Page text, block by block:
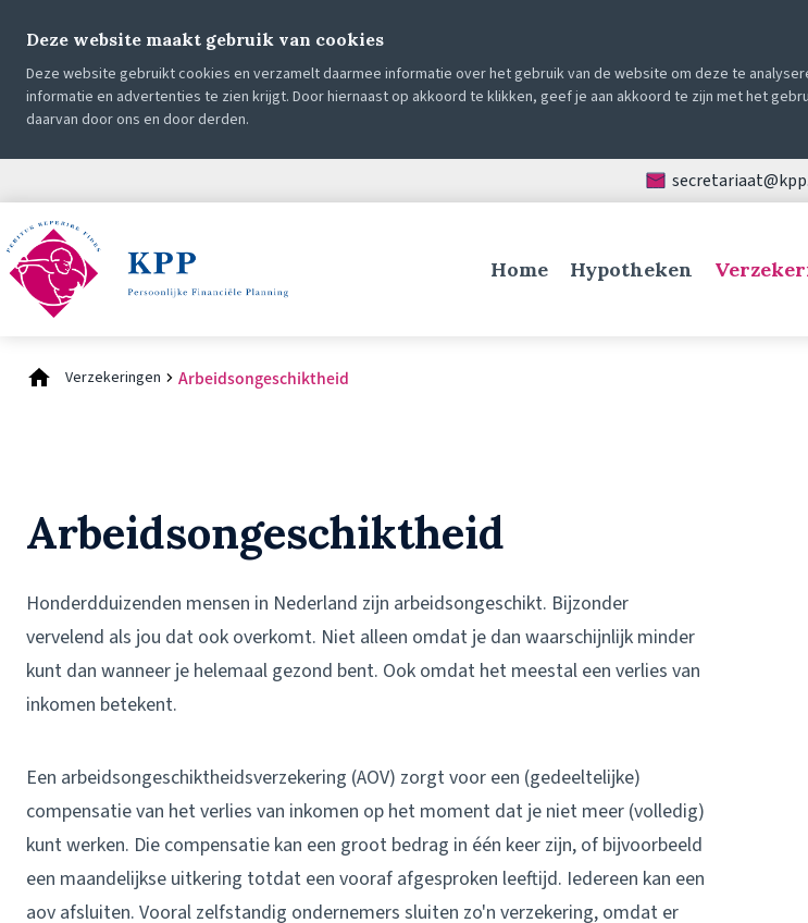
Deze website maakt gebruik van cookies
Deze website gebruikt cookies en verzamelt daarmee informatie over het gebruik van de website om deze te
informatie en advertenties te zien krijgt. Door hiernaast op akkoord te klikken, geef je aan akkoord te zijn met het
daarvan door ons en door derden.
Home Hypotheken
Verzekeringen Arbeids­ongeschiktheid
Arbeids­ongeschiktheid
Honderdduizenden mensen in Nederland zijn arbeids­ongeschikt. Bijzonder
vervelend als jou dat ook overkomt. Niet alleen omdat je dan waarschijnlijk minder
kunt dan wanneer je helemaal gezond bent. Ook omdat het meestal een verlies van
inkomen betekent.
Een arbeidsongeschiktheidsverzekering (AOV) zorgt voor een (gedeeltelijke)
compensatie van het verlies van inkomen op het moment dat je niet meer (volledig)
kunt werken. Die compensatie kan een groot bedrag in één keer zijn, of bijvoorbeeld
een maandelijkse uitkering totdat een vooraf afgesproken leeftijd. Iedereen kan een
aov afsluiten. Vooral zelfstandig ondernemers sluiten zo'n verzekering, omdat er